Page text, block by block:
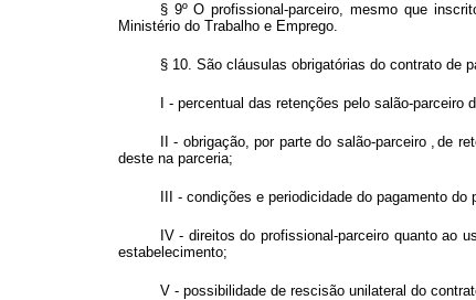
§ 9º O profissional-parceiro, mesmo que
Ministério do Trabalho e Emprego.
§ 10. São cláusulas obrigatórias do contrato de
I - percentual das retenções pelo salão-
II - obrigação, por parte do salão-parceiro ,de
deste na parceria;
III - condições e periodicidade do pagamento
IV - direitos do profissional-parceiro quanto ao
estabelecimento;
V - possibilidade de rescisão unilateral do